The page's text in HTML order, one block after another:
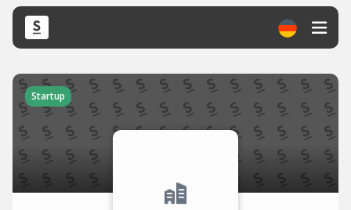
Startup